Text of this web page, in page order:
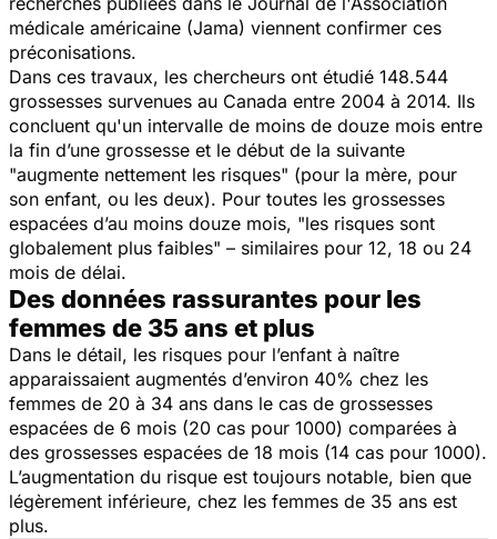
médicale américaine (Jama) viennent confirmer ces
préconisations.
Dans ces travaux, les chercheurs ont étudié 148.544
grossesses survenues au Canada entre 2004 à 2014. Ils
concluent qu'un intervalle de moins de douze mois entre
la fin d’une grossesse et le début de la suivante
"augmente nettement les risques" (pour la mère, pour
son enfant, ou les deux). Pour toutes les grossesses
espacées d’au moins douze mois, "les risques sont
globalement plus faibles" – similaires pour 12, 18 ou 24
mois de délai.
Des données rassurantes pour les
femmes de 35 ans et plus
Dans le détail, les risques pour l’enfant à naître
apparaissaient augmentés d’environ 40% chez les
femmes de 20 à 34 ans dans le cas de grossesses
espacées de 6 mois (20 cas pour 1000) comparées à
des grossesses espacées de 18 mois (14 cas pour 1000).
L’augmentation du risque est toujours notable, bien que
légèrement inférieure, chez les femmes de 35 ans est
plus.